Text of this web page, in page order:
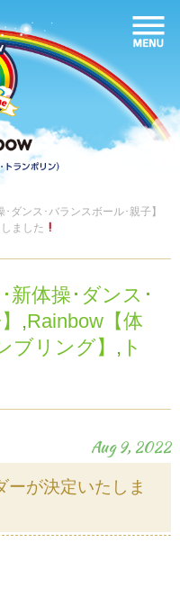
ダンス･バランスボール･親子】
ました
新体操･ダンス･
,Rainbow【体
ブリング】 , ト
Aug 9, 2022
ーが決定いたしま